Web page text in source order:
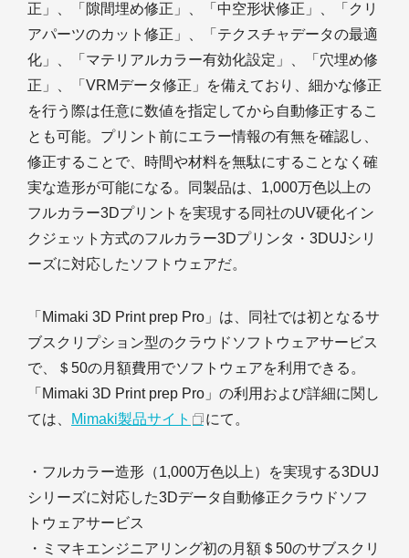
正」、「隙間埋め修正」、「中空形状修正」、「クリ
アパーツのカット修正」、「テクスチャデータの最適
化」、「マテリアルカラー有効化設定」、「穴埋め修
正」、「VRMデータ修正」を備えており、細かな修正
を行う際は任意に数値を指定してから自動修正するこ
とも可能。プリント前にエラー情報の有無を確認し、
修正することで、時間や材料を無駄にすることなく確
実な造形が可能になる。同製品は、1,000万色以上の
フルカラー3Dプリントを実現する同社のUV硬化イン
クジェット方式のフルカラー3Dプリンタ・3DUJシリ
ーズに対応したソフトウェアだ。
「Mimaki 3D Print prep Pro」は、同社では初となるサ
ブスクリプション型のクラウドソフトウェアサービス
で、＄50の月額費用でソフトウェアを利用できる。
「Mimaki 3D Print prep Pro」の利用および詳細に関し
ては、
Mimaki製品サイト にて。
・フルカラー造形（1,000万色以上）を実現する3DUJ
シリーズに対応した3Dデータ自動修正クラウドソフ
トウェアサービス
・ミマキエンジニアリング初の月額＄50のサブスクリ